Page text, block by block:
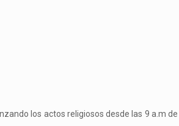
los actos religiosos desde las 9 a.m